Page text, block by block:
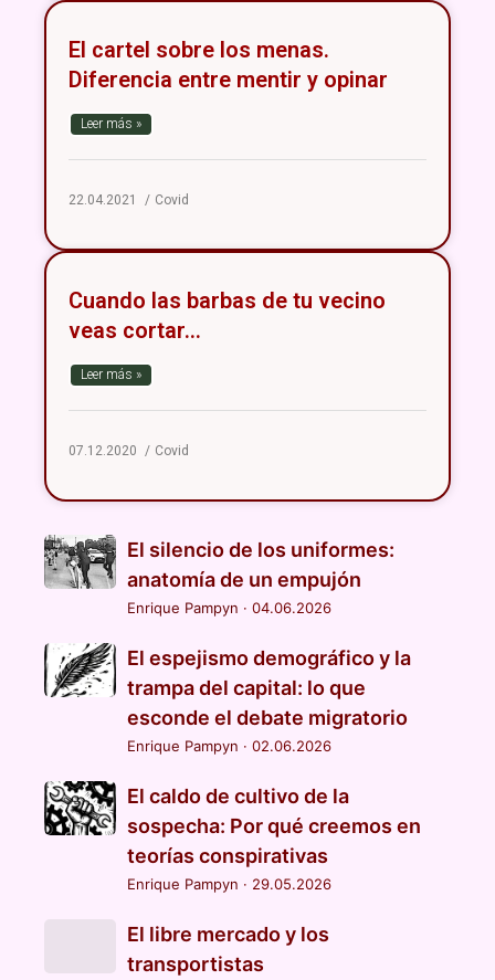
El cartel sobre los menas.
Diferencia entre mentir y opinar
Leer más »
22.04.2021 Covid
Cuando las barbas de tu vecino
veas cortar…
Leer más »
07.12.2020 Covid
El silencio de los uniformes:
anatomía de un empujón
Enrique Pampyn · 04.06.2026
El espejismo demográfico y la
trampa del capital: lo que
esconde el debate migratorio
Enrique Pampyn · 02.06.2026
El caldo de cultivo de la
sospecha: Por qué creemos en
teorías conspirativas
Enrique Pampyn · 29.05.2026
El libre mercado y los
transportistas